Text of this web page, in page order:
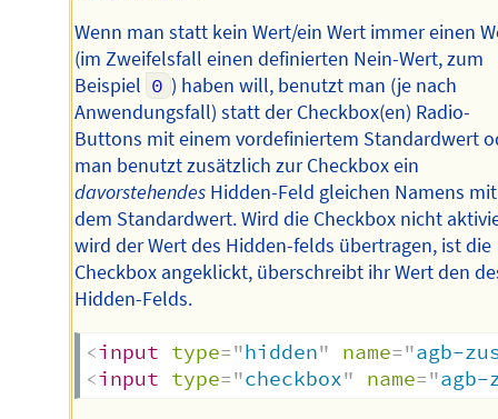
Wenn man statt kein Wert/ein Wert immer einen
(im Zweifelsfall einen definierten Nein-Wert, zum
Beispiel 0 ) haben will, benutzt man (je nach
Anwendungsfall) statt der Checkbox(en) Radio-
Buttons mit einem vordefiniertem Standardwert
man benutzt zusätzlich zur Checkbox ein
davorstehendes Hidden-Feld gleichen Namens mit
dem Standardwert. Wird die Checkbox nicht
wird der Wert des Hidden-felds übertragen, ist die
Checkbox angeklickt, überschreibt ihr Wert den
Hidden-Felds.
<input type="hidden" name="agb-
<input type="checkbox" name="agb-